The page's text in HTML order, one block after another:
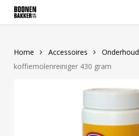
main
Home Accessoires Onderhoud
koffiemolenreiniger 430 gram